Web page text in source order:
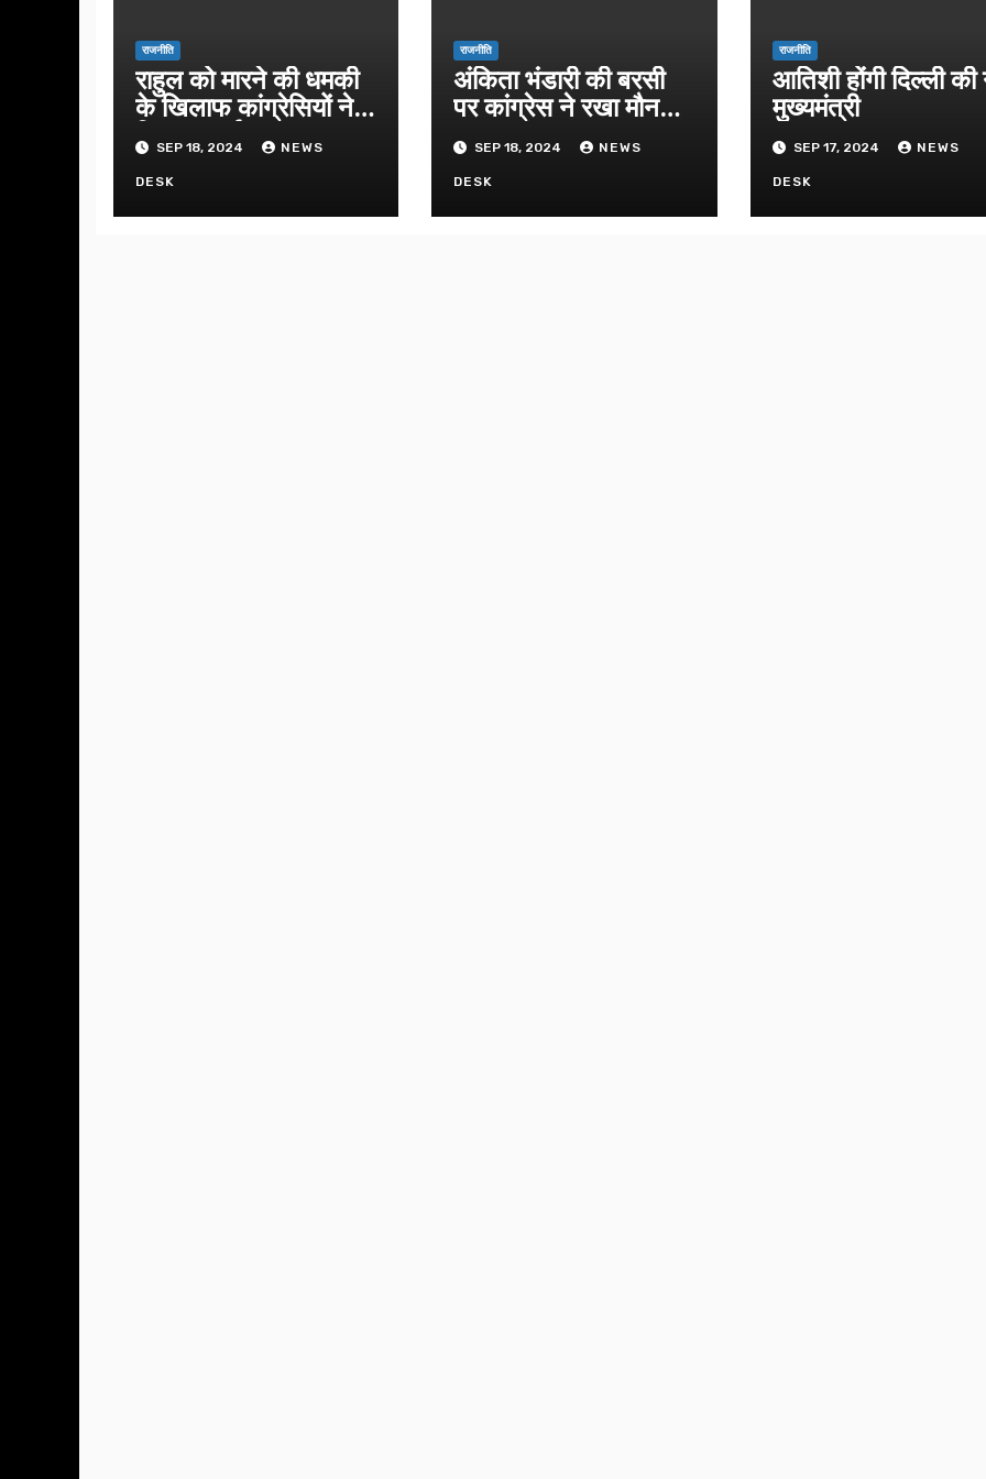
राजनीति
राहुल को मारने की धमकी
के खिलाफ कांग्रेसियों ने
किया प्रदर्शन
SEP 18, 2024 NEWS
DESK
राजनीति
अंकिता भंडारी की बरसी
पर कांग्रेस ने रखा मौन
उपवास
SEP 18, 2024 NEWS
DESK
राजनीति
आतिशी होंगी दिल्ली
मुख्यमंत्री
SEP 17, 2024 NEWS
DESK